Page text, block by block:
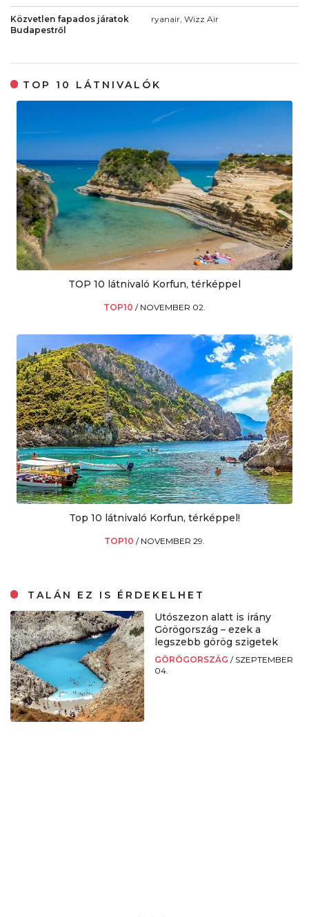
Közvetlen fapados járatok
Budapestről
ryanair, Wizz Air
TOP 10 LÁTNIVALÓK
TOP 10 látnivaló Korfun, térképpel
TOP10 / NOVEMBER 02.
Top 10 látnivaló Korfun, térképpel!
TOP10 / NOVEMBER 29.
TALÁN EZ IS ÉRDEKELHET
Utószezon alatt is irány
Görögország – ezek a
legszebb görög szigetek
GÖRÖGORSZÁG / SZEPTEMBER
04.